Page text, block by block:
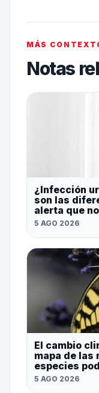
MÁS
Notas
¿Infección
son las
alerta que
5 AGO 2026
El cambio
mapa de las
especies
5 AGO 2026